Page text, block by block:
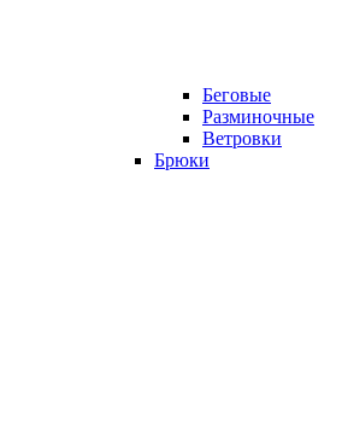
Беговые
Разминочные
Ветровки
Брюки